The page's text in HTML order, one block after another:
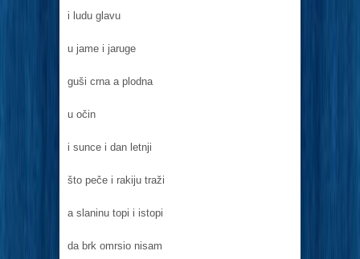
i ludu glavu
u jame i jaruge
guši crna a plodna
u očin
i sunce i dan letnji
što peče i rakiju traži
a slaninu topi i istopi
da brk omrsio nisam